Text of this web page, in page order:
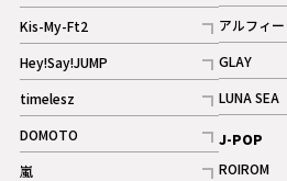
記事
Kis-My-Ft2
記事
ギャラリー
Hey!Say!JUMP
記事
timelesz
記事
DOMOTO
記事
嵐
記事
アルフィー
記事
GLAY
記事
LUNA SEA
記事
J-POP
ROIROM